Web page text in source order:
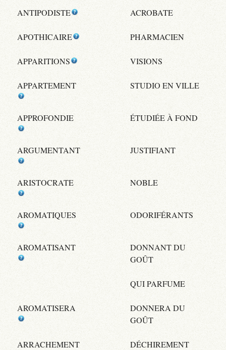
ANTIPODISTE ACROBATE
APOTHICAIRE PHARMACIEN
APPARITIONS VISIONS
APPARTEMENT STUDIO EN VILLE
APPROFONDIE ÉTUDIÉE À FOND
ARGUMENTANT JUSTIFIANT
ARISTOCRATE NOBLE
AROMATIQUES ODORIFÉRANTS
AROMATISANT
DONNANT DU
GOÛT
QUI PARFUME
AROMATISERA
DONNERA DU
GOÛT
ARRACHEMENT DÉCHIREMENT